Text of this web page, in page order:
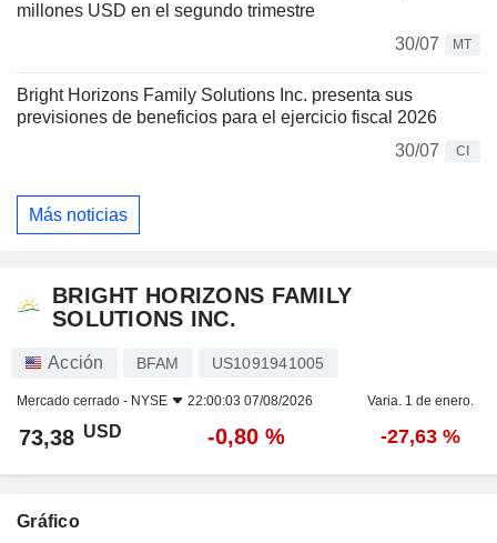
millones USD en el segundo trimestre
30/07
MT
Bright Horizons Family Solutions Inc. presenta sus
previsiones de beneficios para el ejercicio fiscal 2026
30/07
CI
Más noticias
BRIGHT HORIZONS FAMILY
SOLUTIONS INC.
Acción BFAM US1091941005
Mercado cerrado - NYSE 22:00:03 07/08/2026 Varia. 1 de enero.
73,38 USD -0,80 % -27,63 %
Gráfico